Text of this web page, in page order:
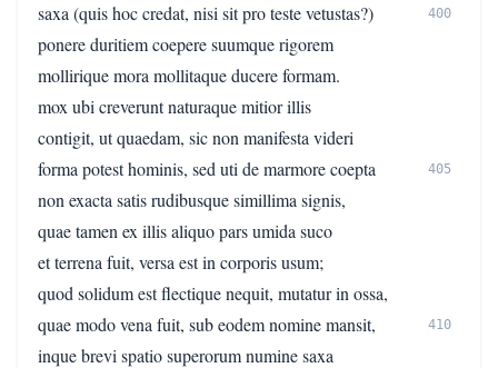
saxa (quis hoc credat, nisi sit pro teste vetustas?)
400
ponere duritiem coepere suumque rigorem
mollirique mora mollitaque ducere formam.
mox ubi creverunt naturaque mitior illis
contigit, ut quaedam, sic non manifesta videri
forma potest hominis, sed uti de marmore coepta
405
non exacta satis rudibusque simillima signis,
quae tamen ex illis aliquo pars umida suco
et terrena fuit, versa est in corporis usum;
quod solidum est flectique nequit, mutatur in ossa,
quae modo vena fuit, sub eodem nomine mansit,
410
inque brevi spatio superorum numine saxa